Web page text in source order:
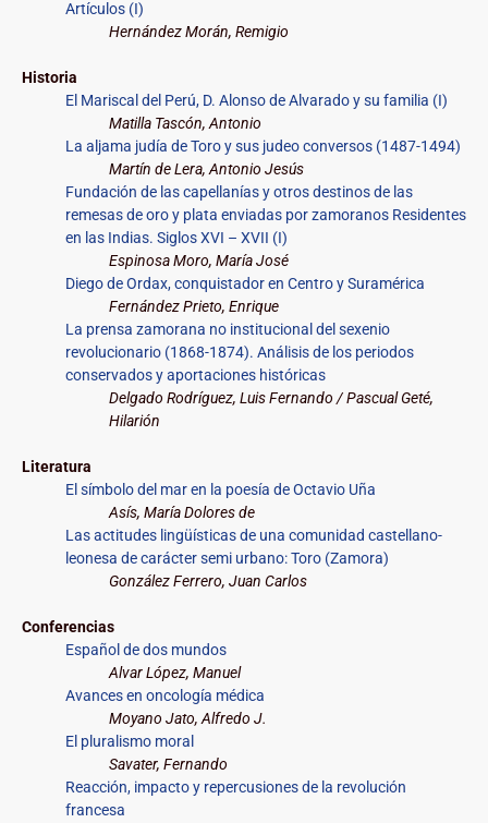
Artículos (I)
Hernández Morán, Remigio
Historia
El Mariscal del Perú, D. Alonso de Alvarado y su familia (I)
Matilla Tascón, Antonio
La aljama judía de Toro y sus judeo conversos (1487-1494)
Martín de Lera, Antonio Jesús
Fundación de las capellanías y otros destinos de las
remesas de oro y plata enviadas por zamoranos Residentes
en las Indias. Siglos XVI – XVII (I)
Espinosa Moro, María José
Diego de Ordax, conquistador en Centro y Suramérica
Fernández Prieto, Enrique
La prensa zamorana no institucional del sexenio
revolucionario (1868-1874). Análisis de los periodos
conservados y aportaciones históricas
Delgado Rodríguez, Luis Fernando / Pascual Geté,
Hilarión
Literatura
El símbolo del mar en la poesía de Octavio Uña
Asís, María Dolores de
Las actitudes lingüísticas de una comunidad castellano-
leonesa de carácter semi urbano: Toro (Zamora)
González Ferrero, Juan Carlos
Conferencias
Español de dos mundos
Alvar López, Manuel
Avances en oncología médica
Moyano Jato, Alfredo J.
El pluralismo moral
Savater, Fernando
Reacción, impacto y repercusiones de la revolución
francesa